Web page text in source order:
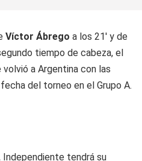
Víctor Ábrego a los 21' y de
tiempo de cabeza, el
a Argentina con las
del torneo en el Grupo A.
Independiente tendrá su